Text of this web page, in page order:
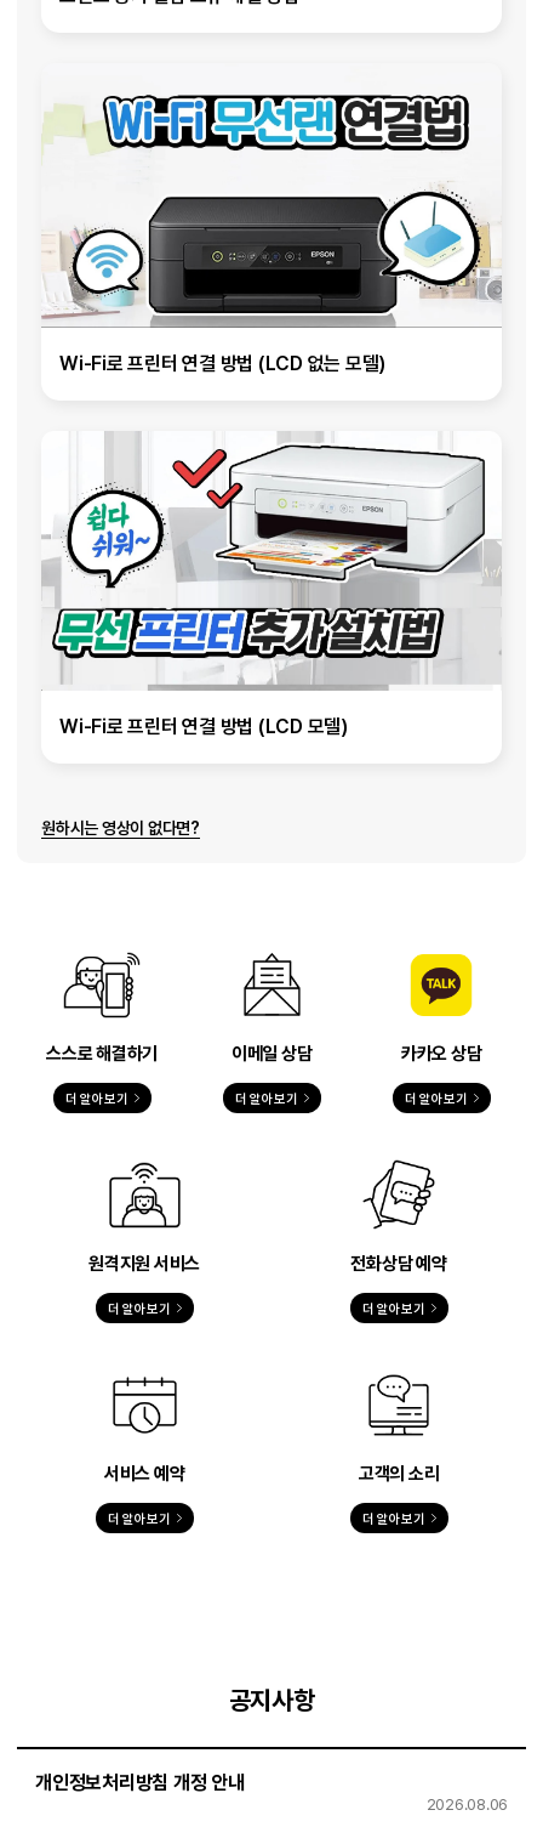
Wi-Fi로 프린터 연결 방법 (LCD 없는 모델)
Wi-Fi로 프린터 연결 방법 (LCD 모델)
원하시는 영상이 없다면?
스스로 해결하기
더 알아보기
이메일 상담
더 알아보기
카카오 상담
더 알아보기
원격지원 서비스
더 알아보기
전화상담 예약
더 알아보기
서비스 예약
더 알아보기
고객의 소리
더 알아보기
공지사항
개인정보처리방침 개정 안내
2026.08.06